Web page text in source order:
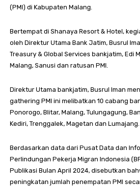
(PMI) di Kabupaten Malang.
Bertempat di Shanaya Resort & Hotel,
oleh Direktur Utama Bank Jatim, Busrul
Treasury & Global Services bankjatim, Edi
Malang, Sanusi dan ratusan PMI.
Direktur Utama bankjatim, Busrul Iman
gathering PMI ini melibatkan 10 cabang
Ponorogo, Blitar, Malang, Tulungagung,
Kediri, Trenggalek, Magetan dan Lumajang.
Berdasarkan data dari Pusat Data dan
Perlindungan Pekerja Migran Indonesia
Publikasi Bulan April 2024, disebutkan
peningkatan jumlah penempatan PMI